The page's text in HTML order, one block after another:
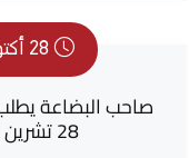
28 أكتوبر، 2014
صاحب البضاعة
28 تشرين الأول 2014…